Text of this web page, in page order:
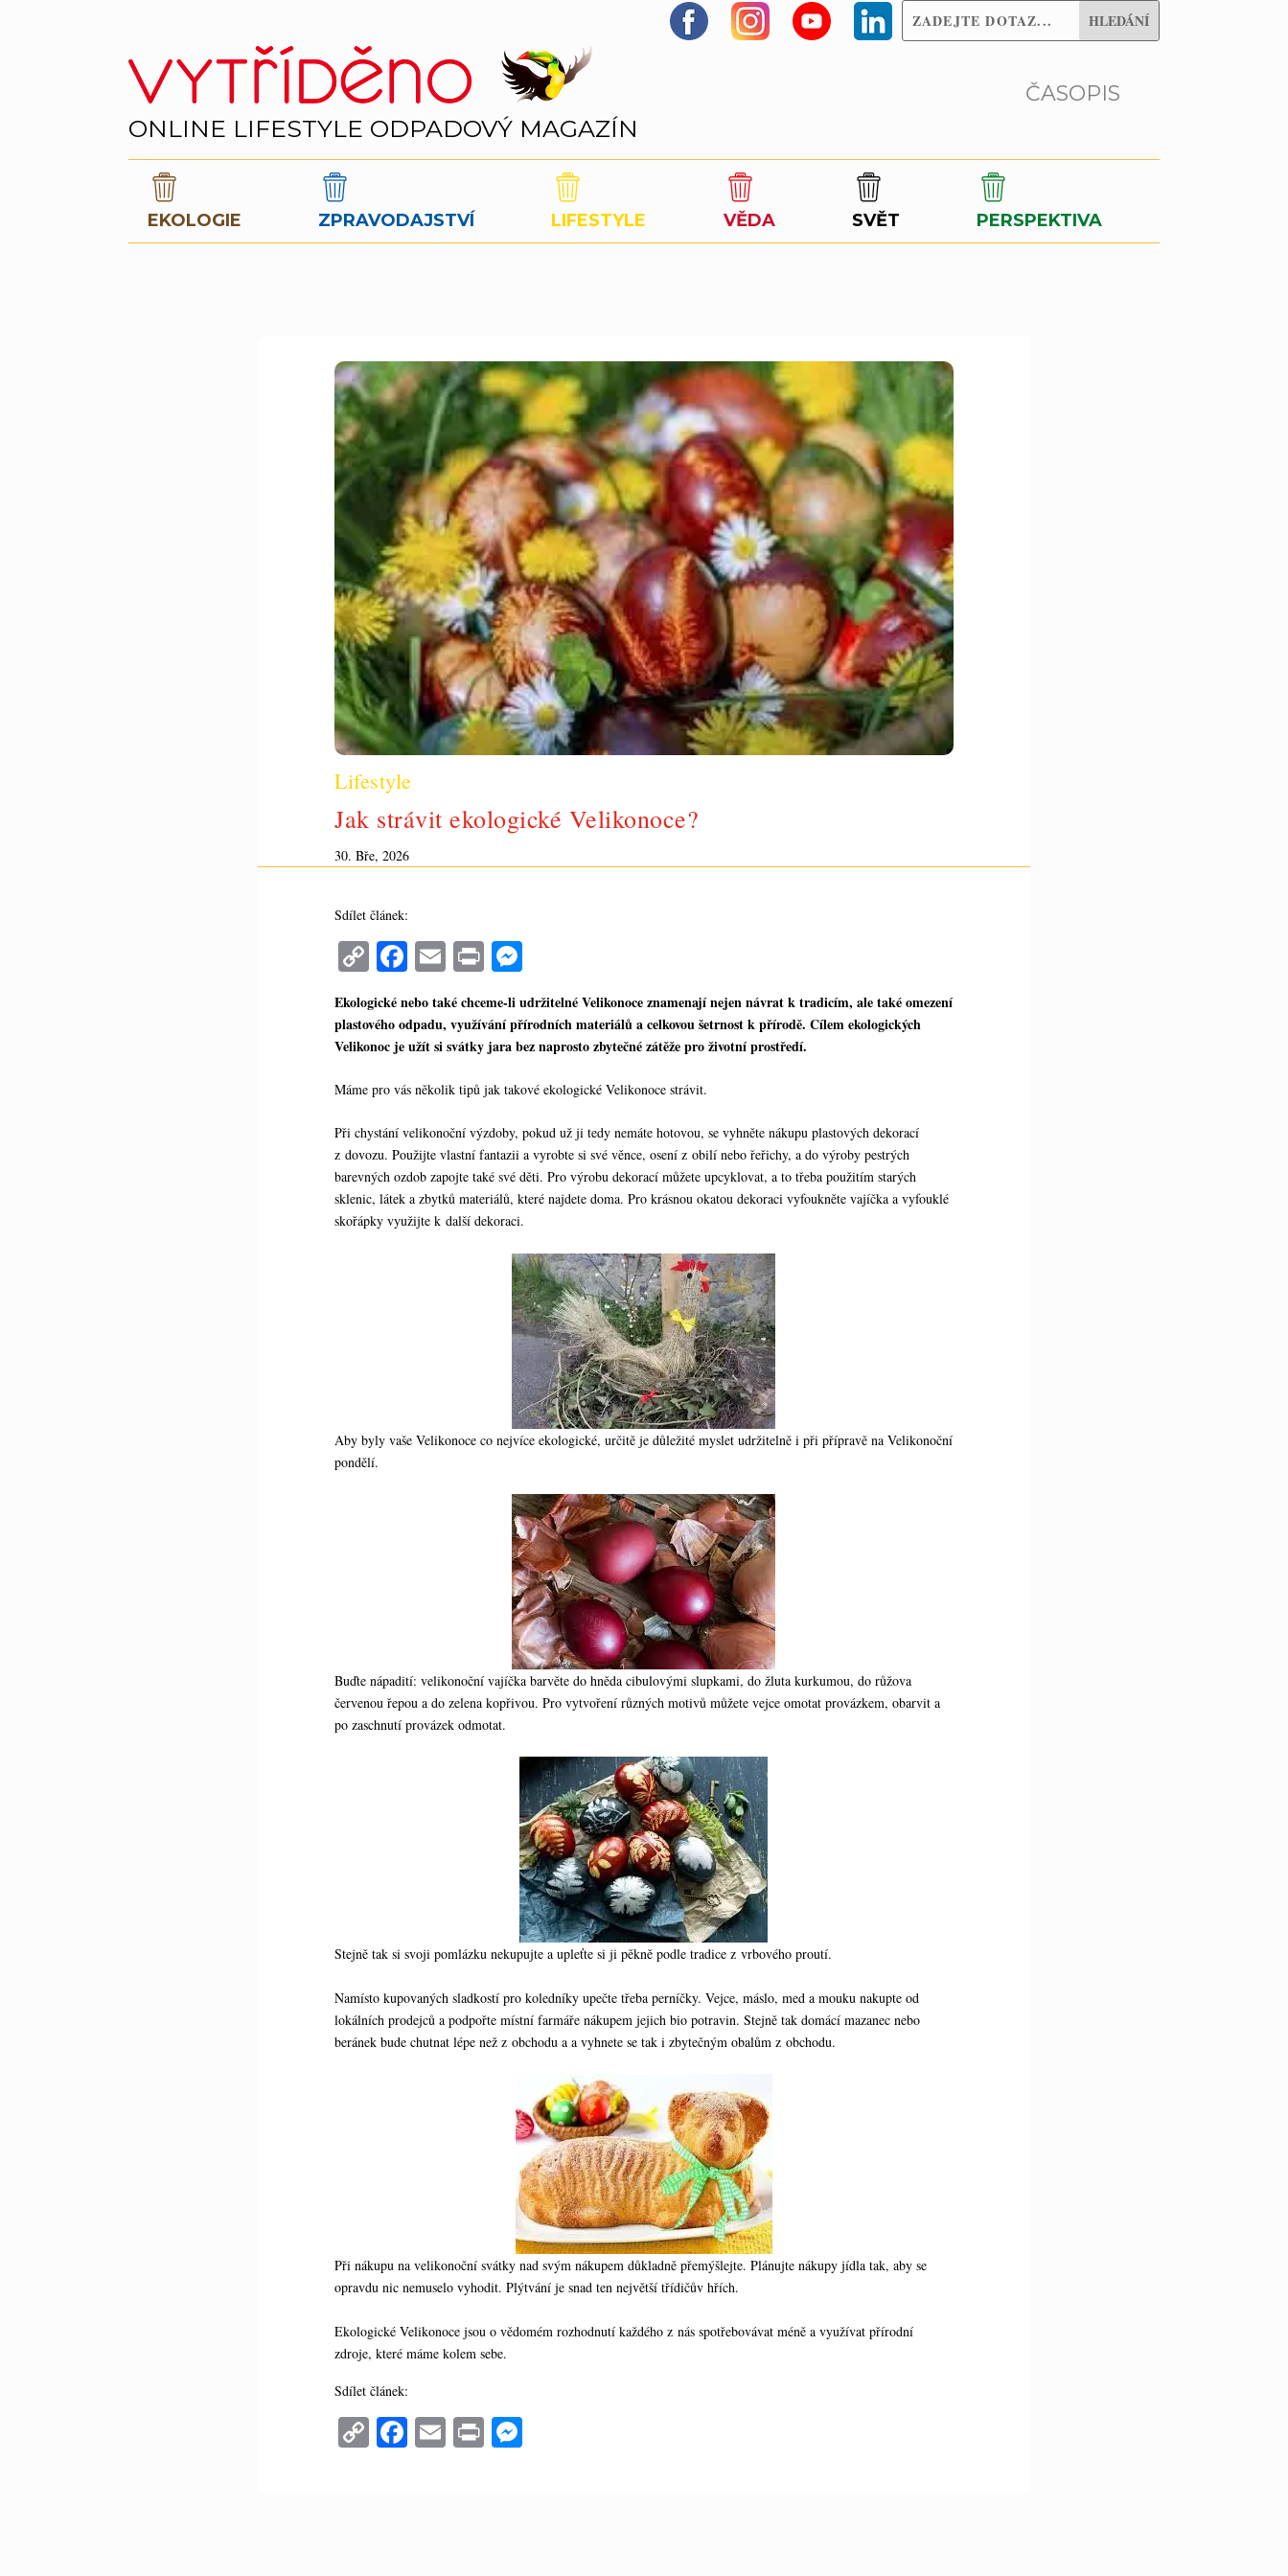
ONLINE LIFESTYLE ODPADOVÝ MAGAZÍN
ČASOPIS
EKOLOGIE ZPRAVODAJSTVÍ LIFESTYLE VĚDA SVĚT PERSPEKTIVA
Lifestyle
Jak strávit ekologické Velikonoce?
30. Bře, 2026
Sdílet článek:
C
op
y
Li
nk
Fa
ce
bo
ok
E
m
ail
Pr
in
t se
ng
er
Ekologické nebo také chceme-li udržitelné Velikonoce znamenají nejen návrat k tradicím, ale také omezení
plastového odpadu, využívání přírodních materiálů a celkovou šetrnost k přírodě. Cílem ekologických
Velikonoc je užít si svátky jara bez naprosto zbytečné zátěže pro životní prostředí.
Máme pro vás několik tipů jak takové ekologické Velikonoce strávit.
Při chystání velikonoční výzdoby, pokud už ji tedy nemáte hotovou, se vyhněte nákupu plastových dekorací
z dovozu. Použijte vlastní fantazii a vyrobte si své věnce, osení z obilí nebo řeřichy, a do výroby pestrých
barevných ozdob zapojte také své děti. Pro výrobu dekorací můžete upcyklovat, a to třeba použitím starých
sklenic, látek a zbytků materiálů, které najdete doma. Pro krásnou okatou dekoraci vyfoukněte vajíčka a vyfouklé
skořápky využijte k další dekoraci.
Aby byly vaše Velikonoce co nejvíce ekologické, určitě je důležité myslet udržitelně i při přípravě na Velikonoční
pondělí.
Buďte nápadití: velikonoční vajíčka barvěte do hněda cibulovými slupkami, do žluta kurkumou, do růžova
červenou řepou a do zelena kopřivou. Pro vytvoření různých motivů můžete vejce omotat provázkem, obarvit a
po zaschnutí provázek odmotat.
Stejně tak si svoji pomlázku nekupujte a upleťte si ji pěkně podle tradice z vrbového proutí.
Namísto kupovaných sladkostí pro koledníky upečte třeba perníčky. Vejce, máslo, med a mouku nakupte od
lokálních prodejců a podpořte místní farmáře nákupem jejich bio potravin. Stejně tak domácí mazanec nebo
beránek bude chutnat lépe než z obchodu a a vyhnete se tak i zbytečným obalům z obchodu.
Při nákupu na velikonoční svátky nad svým nákupem důkladně přemýšlejte. Plánujte nákupy jídla tak, aby se
opravdu nic nemuselo vyhodit. Plýtvání je snad ten největší třídičův hřích.
Ekologické Velikonoce jsou o vědomém rozhodnutí každého z nás spotřebovávat méně a využívat přírodní
zdroje, které máme kolem sebe.
Sdílet článek:
C Fa E Pr